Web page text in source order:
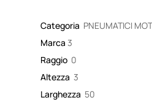
Categoria PNEUMATICI
Marca 3
Raggio 0
Altezza 3
Larghezza 50